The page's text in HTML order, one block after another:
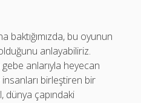
baktığımızda, bu oyunun
anlayabiliriz.
gebe anlarıyla heyecan
birleştiren bir
dünya çapındaki